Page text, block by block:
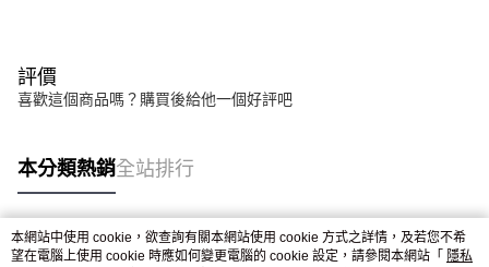
評價
喜歡這個商品嗎？購買後給他一個好評吧
本分類熱銷全站排行
熱門標籤
本網站中使用 cookie，欲查詢有關本網站使用 cookie 方式之詳情，及若您不希
望在電腦上使用 cookie 時應如何變更電腦的 cookie 設定，請參閱本網站「 隱私